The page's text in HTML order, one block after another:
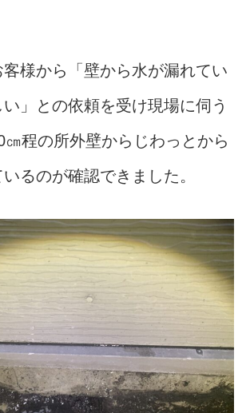
様から「壁から水が漏れてい
」との依頼を受け現場に伺う
㎝程の所外壁からじわっとから
るのが確認できました。